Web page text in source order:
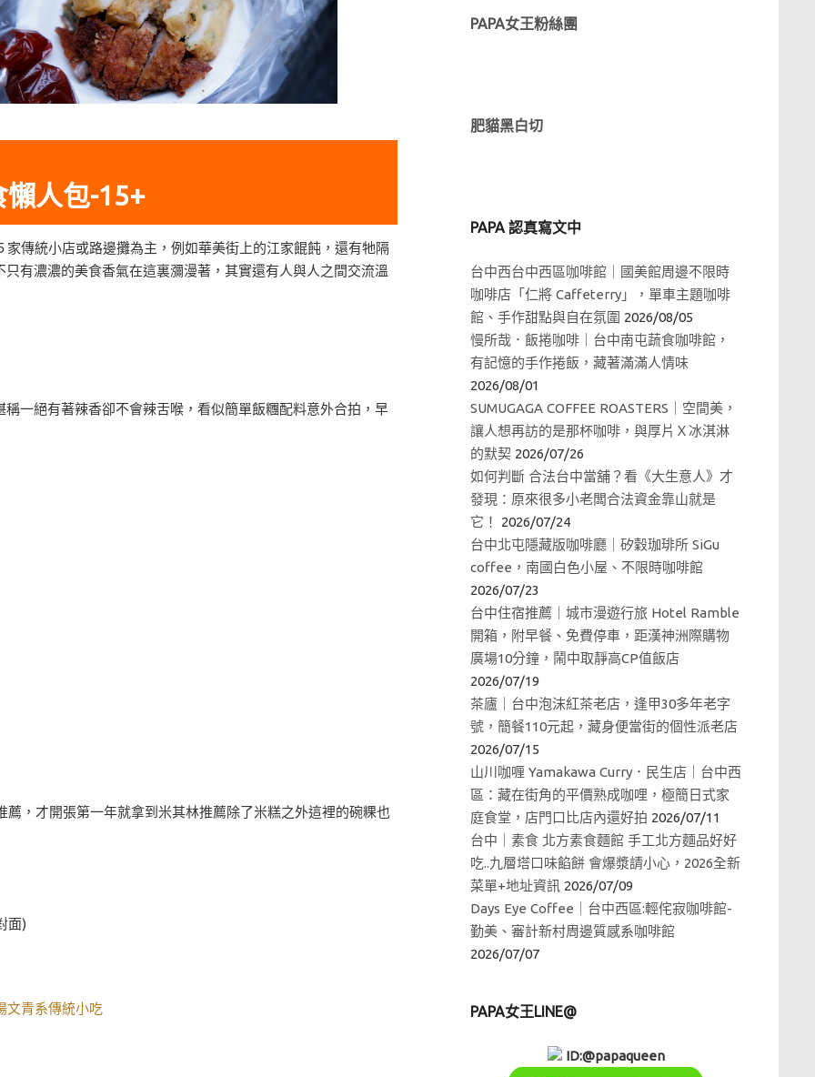
人包-15+
傳統小店或路邊攤為主，例如華美街上的江家餛飩，還有牠隔
有濃濃的美食香氣在這裏瀰漫著，其實還有人與人之間交流溫
一絕有著辣香卻不會辣舌喉，看似簡單飯糰配料意外合拍，早
，才開張第一年就拿到米其林推薦除了米糕之外這裡的碗粿也
面)
文青系傳統小吃
PAPA女王粉絲團
肥貓黑白切
PAPA 認真寫文中
台中西台中西區咖啡館｜國美館周邊不限時
咖啡店「仁將 Caffeterry」，單車主題咖啡
館、手作甜點與自在氛圍 2026/08/05
慢所哉．飯捲咖啡｜台中南屯蔬食咖啡館，
有記憶的手作捲飯，藏著滿滿人情味
2026/08/01
SUMUGAGA COFFEE ROASTERS｜空間美，
讓人想再訪的是那杯咖啡，與厚片Ｘ冰淇淋
的默契 2026/07/26
如何判斷 合法台中當舖？看《大生意人》才
發現：原來很多小老闆合法資金靠山就是
它！
2026/07/24
台中北屯隱藏版咖啡廳｜矽穀珈琲所 SiGu
coffee，南國白色小屋、不限時咖啡館
2026/07/23
台中住宿推薦｜城市漫遊行旅 Hotel Ramble
開箱，附早餐、免費停車，距漢神洲際購物
廣場10分鐘，鬧中取靜高CP值飯店
2026/07/19
茶廬｜台中泡沫紅茶老店，逢甲30多年老字
號，簡餐110元起，藏身便當街的個性派老店
2026/07/15
山川咖喱 Yamakawa Curry．民生店｜台中西
區：藏在街角的平價熟成咖哩，極簡日式家
庭食堂，店門口比店內還好拍 2026/07/11
台中｜素食 北方素食麵館 手工北方麵品好好
吃..九層塔口味餡餅 會爆漿請小心，2026全新
菜單+地址資訊 2026/07/09
Days Eye Coffee｜台中西區:輕侘寂咖啡館-
勤美、審計新村周邊質感系咖啡館
2026/07/07
PAPA女王LINE@
ID:@papaqueen